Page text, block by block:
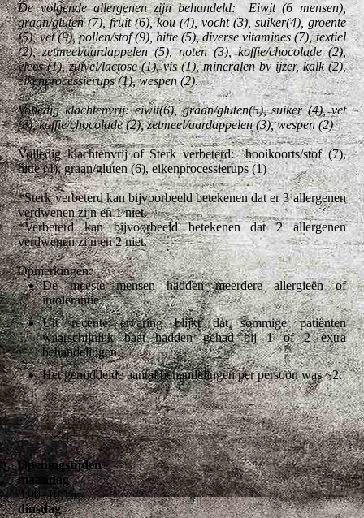
De volgende allergenen zijn behandeld: Eiwit (6 mensen),
graan/gluten (7), fruit (6), kou (4), vocht (3), suiker(4), groente
(5), vet (9), pollen/stof (9), hitte (5), diverse vitamines (7), textiel
(2), zetmeel/aardappelen (5), noten (3), koffie/chocolade (2),
vlees (1), zuivel/lactose (1), vis (1), mineralen bv ijzer, kalk (2),
eikenprocessierups (1), wespen (2).
Volledig klachtenvrij: eiwit(6), graan/gluten(5), suiker (4), vet
(8), koffie/chocolade (2), zetmeel/aardappelen (3), wespen (2)
Volledig klachtenvrij of Sterk verbeterd: hooikoorts/stof (7),
hitte (4), graan/gluten (6), eikenprocessierups (1)
*Sterk verbeterd kan bijvoorbeeld betekenen dat er 3 allergenen
verdwenen zijn en 1 niet.
*Verbeterd kan bijvoorbeeld betekenen dat 2 allergenen
verdwenen zijn en 2 niet.
Opmerkingen:
De meeste mensen hadden meerdere allergieën of
intolerantie.
Uit recente ervaring blijkt dat sommige patiënten
waarschijnlijk baat hadden gehad bij 1 of 2 extra
behandelingen.
Het gemiddelde aantal behandelingen per persoon was ~2.
Openingstijden
maandag
8:00–18:15
dinsdag